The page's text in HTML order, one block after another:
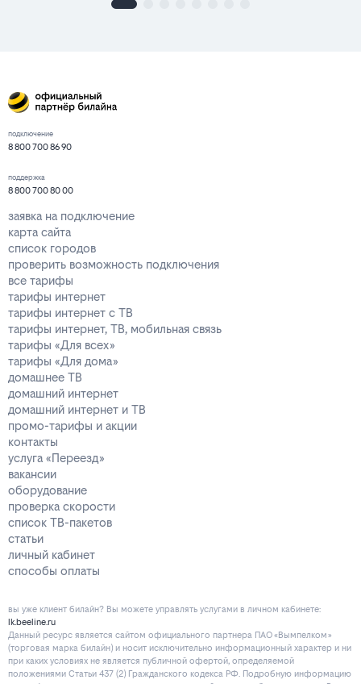
подключение
8 800 700 86 90
поддержка
8 800 700 80 00
заявка на подключение
карта сайта
список городов
проверить возможность подключения
все тарифы
тарифы интернет
тарифы интернет с ТВ
тарифы интернет, ТВ, мобильная связь
тарифы «Для всех»
тарифы «Для дома»
домашнее ТВ
домашний интернет
домашний интернет и ТВ
промо-тарифы и акции
контакты
услуга «Переезд»
вакансии
оборудование
проверка скорости
список ТВ-пакетов
статьи
личный кабинет
способы оплаты
вы уже клиент билайн? Вы можете управлять услугами в личнoм кaбинeтe:
lk.beeline.ru
Данный ресурс является сайтом официального партнера ПАО «Вымпелком»
(торговая марка билайн) и носит исключительно информационный характер и ни
при каких условиях не является публичной офертой, определяемой
положениями Статьи 437 (2) Гражданского кодекса РФ. Подробную информацию